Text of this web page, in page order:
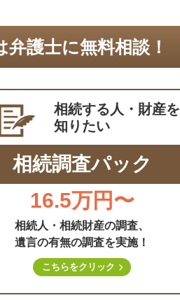
護士に無料相談！
相続する人・財産を
知りたい
相続調査パック
16.5万円〜
相続人・相続財産の調査、
遺言の有無の調査を実施！
こちらをクリック